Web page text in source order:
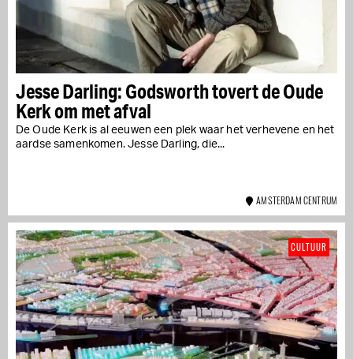
Jesse Darling: Godsworth tovert de Oude
Kerk om met afval
De Oude Kerk is al eeuwen een plek waar het verhevene en het
aardse samenkomen. Jesse Darling, die...
AMSTERDAM CENTRUM
CULTUUR